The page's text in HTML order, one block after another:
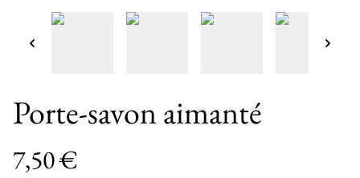
Porte-savon aimanté
7,50 €